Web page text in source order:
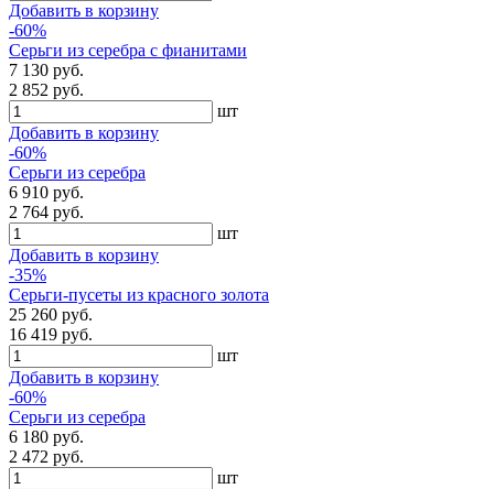
Добавить в корзину
-60%
Серьги из серебра с фианитами
7 130 руб.
2 852 руб.
шт
Добавить в корзину
-60%
Серьги из серебра
6 910 руб.
2 764 руб.
шт
Добавить в корзину
-35%
Серьги-пусеты из красного золота
25 260 руб.
16 419 руб.
шт
Добавить в корзину
-60%
Серьги из серебра
6 180 руб.
2 472 руб.
шт